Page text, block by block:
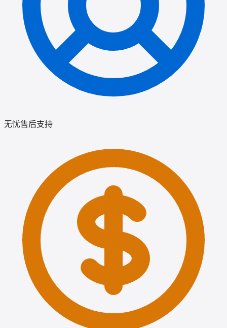
无忧售后支持